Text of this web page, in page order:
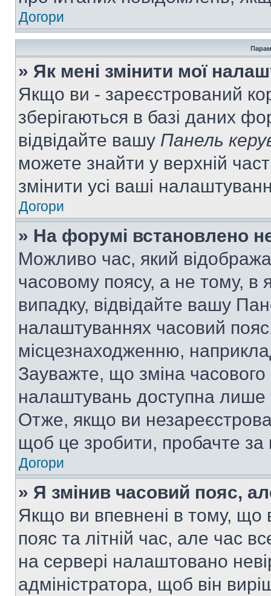
Догори
» Як мені змінити мої
Якщо ви - зареєстрований
зберігаються в базі даних
відвідайте вашу Панель
можете знайти у верхній
змінити усі ваші
Догори
» На форумі встановлено
Можливо час, який
часовому поясу, а не тому, в
випадку, відвідайте вашу
налаштуваннях часовий
місцезнаходженню,
Зауважте, що зміна часового
налаштувань доступна лише
Отже, якщо ви
щоб це зробити, пробачте за
Догори
» Я змінив часовий пояс,
Якщо ви впевнені в тому, що
пояс та літній час, але час
на сервері налаштовано
адміністратора, щоб він